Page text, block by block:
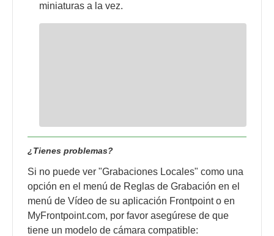
miniaturas a la vez.
¿Tienes problemas?
Si no puede ver "Grabaciones Locales" como una
opción en el menú de Reglas de Grabación en el
menú de Vídeo de su aplicación Frontpoint o en
MyFrontpoint.com, por favor asegúrese de que
tiene un modelo de cámara compatible: